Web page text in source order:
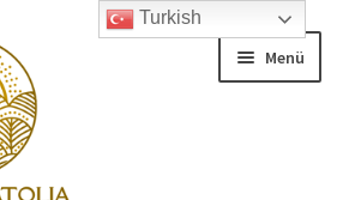
Menü
Turkish